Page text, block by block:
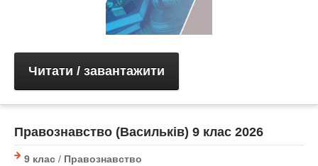
Читати / завантажити
Правознавство (Васильків) 9 клас 2026
9 клас / Правознавство